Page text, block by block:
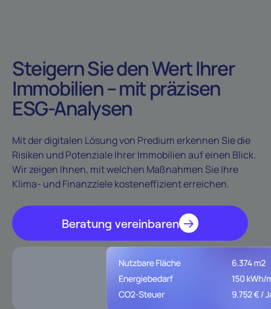
Steigern Sie den Wert Ihrer
Immobilien – mit präzisen
ESG-Analysen
Mit der digitalen Lösung von Predium erkennen Sie die
Risiken und Potenziale Ihrer Immobilien auf einen Blick.
Wir zeigen Ihnen, mit welchen Maßnahmen Sie Ihre
Klima- und Finanzziele kosteneffizient erreichen.
Beratung vereinbaren